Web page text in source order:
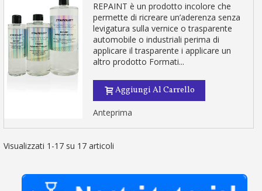
REPAINT è un prodotto incolore che
permette di ricreare un’aderenza senza
levigatura sulla vernice o trasparente
automobile o industriali perima di
applicare il trasparente i applicare un
altro prodotto Formati...
Aggiungi Al Carrello
Anteprima
Visualizzati 1-17 su 17 articoli